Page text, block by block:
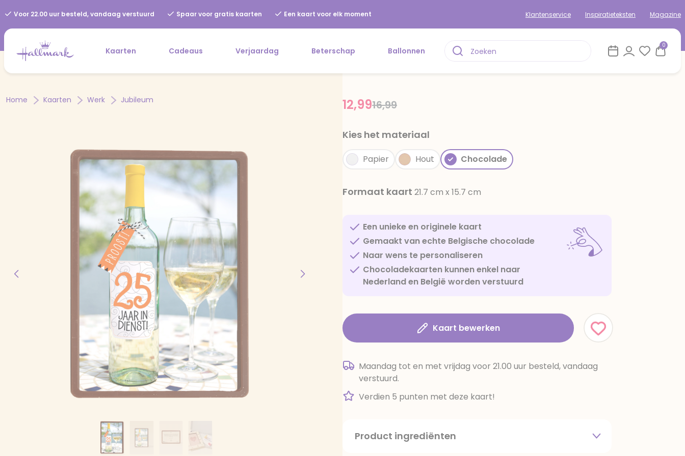
Voor 22.00 uur besteld, vandaag verstuurd Spaar voor gratis kaarten Een kaart voor elk moment Klantenservice Inspiratieteksten Magazine
Kaarten Cadeaus Verjaardag Beterschap Ballonnen
0
Home Kaarten Werk Jubileum Price reduced from
16,99to
12,99
Kies het materiaal
Papier Hout Chocolade
Formaat kaart 21.7 cm x 15.7 cm
Een unieke en originele kaart
Gemaakt van echte Belgische chocolade
Naar wens te personaliseren
Chocoladekaarten kunnen enkel naar
Nederland en België worden verstuurd
Kaart bewerken
Maandag tot en met vrijdag voor 21.00 uur besteld, vandaag
verstuurd.
Verdien 5 punten met deze kaart!
Product ingrediënten